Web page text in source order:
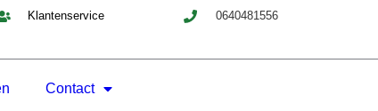
Klantenservice 0640481556
Contact